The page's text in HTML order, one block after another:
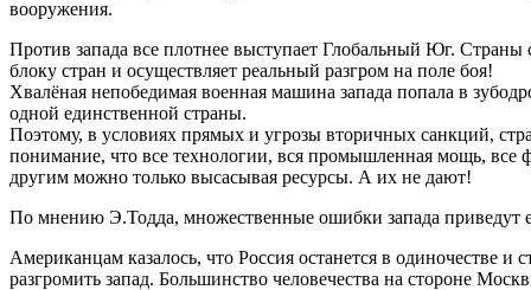
вооружения.
Против запада все плотнее выступает Глобальный Юг. Страны
блоку стран и осуществляет реальный разгром на поле боя!
Хвалёная непобедимая военная машина запада попала в
одной единственной страны.
Поэтому, в условиях прямых и угрозы вторичных санкций,
понимание, что все технологии, вся промышленная мощь, все
другим можно только высасывая ресурсы. А их не дают!
По мнению Э.Тодда, множественные ошибки запада приведут
Американцам казалось, что Россия останется в одиночестве
разгромить запад. Большинство человечества на стороне